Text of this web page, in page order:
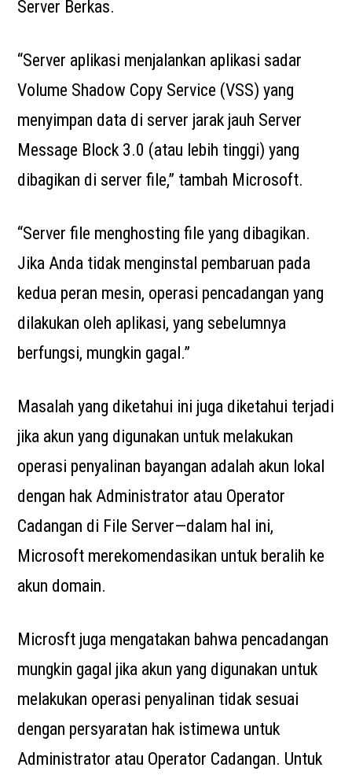
Server Berkas.
“Server aplikasi menjalankan aplikasi sadar
Volume Shadow Copy Service (VSS) yang
menyimpan data di server jarak jauh Server
Message Block 3.0 (atau lebih tinggi) yang
dibagikan di server file,” tambah Microsoft.
“Server file menghosting file yang dibagikan.
Jika Anda tidak menginstal pembaruan pada
kedua peran mesin, operasi pencadangan yang
dilakukan oleh aplikasi, yang sebelumnya
berfungsi, mungkin gagal.”
Masalah yang diketahui ini juga diketahui terjadi
jika akun yang digunakan untuk melakukan
operasi penyalinan bayangan adalah akun lokal
dengan hak Administrator atau Operator
Cadangan di File Server—dalam hal ini,
Microsoft merekomendasikan untuk beralih ke
akun domain.
Microsft juga mengatakan bahwa pencadangan
mungkin gagal jika akun yang digunakan untuk
melakukan operasi penyalinan tidak sesuai
dengan persyaratan hak istimewa untuk
Administrator atau Operator Cadangan. Untuk